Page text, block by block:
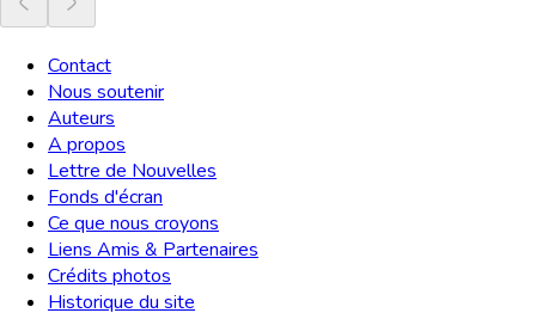
Contact
Nous soutenir
Auteurs
A propos
Lettre de Nouvelles
Fonds d'écran
Ce que nous croyons
Liens Amis & Partenaires
Crédits photos
Historique du site